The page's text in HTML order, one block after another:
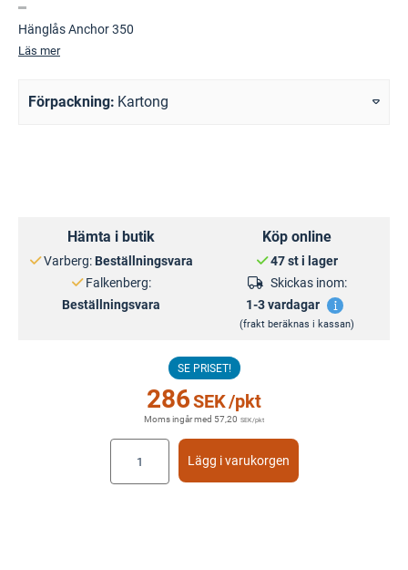
Hänglås Anchor 350
Läs mer
Förpackning Kartong
Hämta i butik
Varberg: Beställningsvara
Falkenberg:
Beställningsvara
Köp online
47 st i lager
Skickas inom:
1-3 vardagar
(frakt beräknas i kassan)
SE PRISET!
286SEK/pkt
Moms ingår med 57,20 SEK/pkt
Lägg i varukorgen